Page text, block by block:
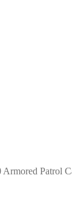
Armored Patrol